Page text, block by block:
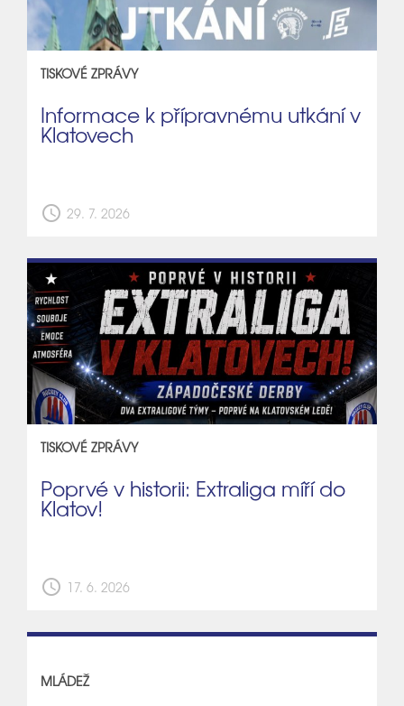
TISKOVÉ ZPRÁVY
Informace k přípravnému utkání v
Klatovech
schedule 29. 7. 2026
TISKOVÉ ZPRÁVY
Poprvé v historii: Extraliga míří do
Klatov!
schedule 17. 6. 2026
MLÁDEŽ